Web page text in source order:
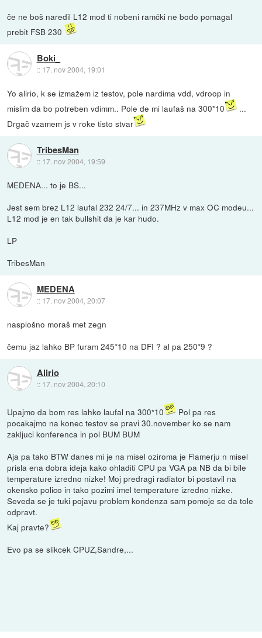
če ne boš naredil L12 mod ti nobeni ramčki ne bodo pomagal
prebit FSB 230
Boki_
:: 17. nov 2004, 19:01
Yo alirio, k se izmažem iz testov, pole nardima vdd, vdroop in
mislim da bo potreben vdimm.. Pole de mi laufaš na 300*10
...
Drgač vzamem js v roke tisto stvar
TribesMan
:: 17. nov 2004, 19:59
MEDENA... to je BS...
Jest sem brez L12 laufal 232 24/7... in 237MHz v max OC modeu...
L12 mod je en tak bullshit da je kar hudo.
LP
TribesMan
MEDENA
:: 17. nov 2004, 20:07
nasplošno moraš met zegn
čemu jaz lahko BP furam 245*10 na DFI ? al pa 250*9 ?
Alirio
:: 17. nov 2004, 20:10
Upajmo da bom res lahko laufal na 300*10
Pol pa res
pocakajmo na konec testov se pravi 30.november ko se nam
zakljuci konferenca in pol BUM BUM
Aja pa tako BTW danes mi je na misel oziroma je Flamerju n misel
prisla ena dobra ideja kako ohladiti CPU pa VGA pa NB da bi bile
temperature izredno nizke! Moj predragi radiator bi postavil na
okensko polico in tako pozimi imel temperature izredno nizke.
Seveda se je tuki pojavu problem kondenza sam pomoje se da tole
odpravt.
Kaj pravte?
Evo pa se slikcek CPUZ,Sandre,...